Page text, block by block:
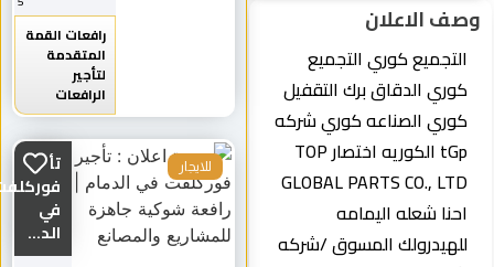
وصف الاعلان
التجميع كوري التجميع
كوري الدقاق برك التقفيل
كوري الصناعه كوري شركه
tGp الكوريه اختصار TOP
GLOBAL PARTS CO., LTD
احنا شعله اليمامه
للهيدرولك المسوق /شركه
رافعات القمة
المتقدمة
لتأجير
الرافعات
تأجير
فوركلفت
في
الد...
للايجار